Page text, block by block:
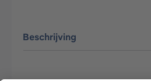
Beschrijving